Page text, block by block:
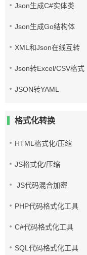
Json生成C#实体类
Json生成Go结构体
XML和Json在线互转
Json转Excel/CSV格式
JSON转YAML
格式化转换
HTML格式化/压缩
JS格式化/压缩
JS代码混合加密
PHP代码格式化工具
C#代码格式化工具
SQL代码格式化工具